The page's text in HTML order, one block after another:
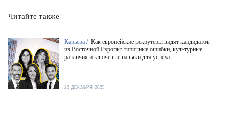
Читайте также
Карьера / Как европейские рекрутеры видят кандидатов
из Восточной Европы: типичные ошибки, культурные
различия и ключевые навыки для успеха
22 ДЕКАБРЯ 2025